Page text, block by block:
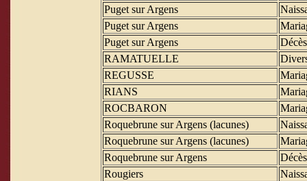
Puget sur Argens
Puget sur Argens
Puget sur Argens
Décès
RAMATUELLE
REGUSSE
RIANS
ROCBARON
Roquebrune sur Argens (lacunes)
Roquebrune sur Argens (lacunes)
Roquebrune sur Argens
Décès
Rougiers